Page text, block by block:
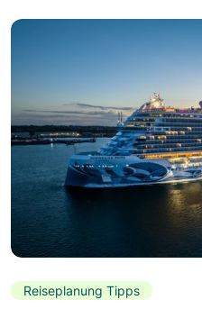
Reiseplanung Tipps